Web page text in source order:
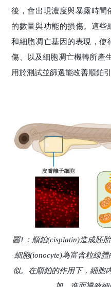
後，會出現濃度與暴露時間
的數量與功能的損傷。這些
和細胞凋亡基因的表現，使
傷、以及細胞凋亡機轉所產
用於測試並篩選能改善順鉑
圖1：順鉑(cisplatin)造成胚
細胞(ionocyte)為富含粒線
似。在順鉑的作用下，細胞